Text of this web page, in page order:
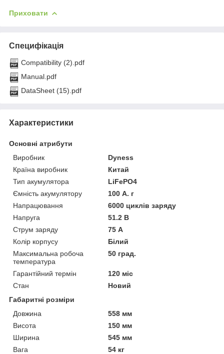
Приховати
Специфікація
Compatibility (2).pdf
Manual.pdf
DataSheet (15).pdf
Характеристики
Основні атрибути
Виробник
Dyness
Країна виробник
Китай
Тип акумулятора
LiFePO4
Ємність акумулятору
100 А. г
Напрацювання
6000 циклів заряду
Напруга
51.2 В
Струм заряду
75 А
Колір корпусу
Білий
Максимальна робоча
температура
50 град.
Гарантійний термін
120 міс
Стан
Новий
Габаритні розміри
Довжина
558 мм
Висота
150 мм
Ширина
545 мм
Вага
54 кг